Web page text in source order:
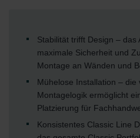
Stabilität trifft Design – das
maximale Sicherheit und
Montage an Wänden und
Mühelose Installation – die
Montagelogik ermöglicht
Platzierung für
Konsistentes Classic Line